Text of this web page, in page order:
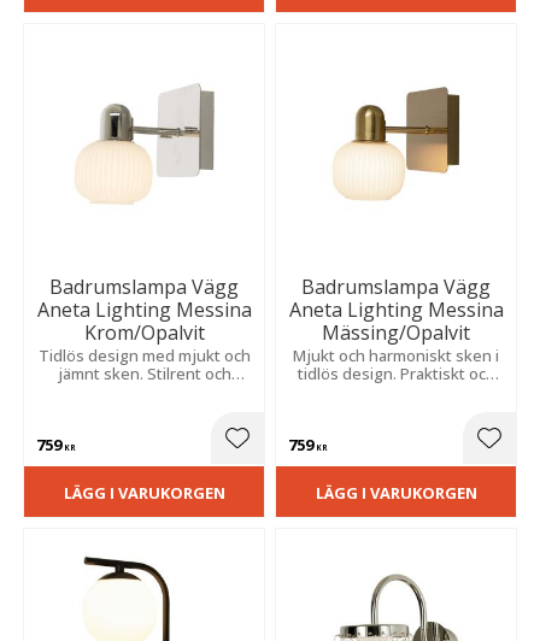
Badrumslampa Vägg
Aneta Lighting Messina
Krom/Opalvit
Tidlös design med mjukt och
jämnt sken. Stilrent och
759KR Lägg till i favoriter
LÄGG I VARUKORGEN
Badrumslampa Vägg
Aneta Lighting Messina
Mässing/Opalvit
Mjukt och harmoniskt sken i
tidlös design. Praktiskt och
759KR
LÄGG I VARUKORGEN